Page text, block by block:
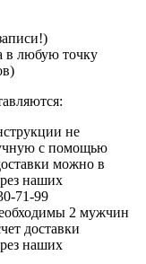
в любую точку
не
с помощью
можно в
наших
71-99
2 мужчин
доставки
наших